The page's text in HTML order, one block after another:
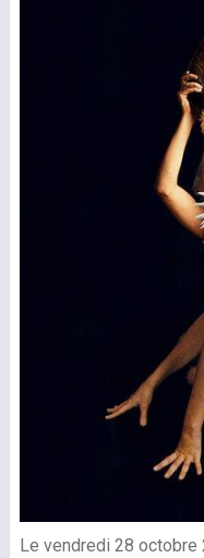
Le vendredi 28 octobre